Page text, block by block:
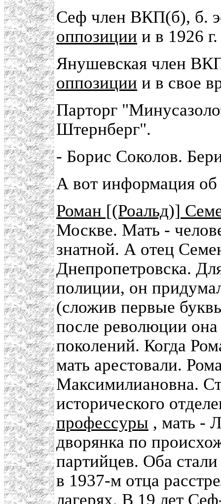
Сеф член ВКП(б), б.
оппозиции и в 1926
Янушевская член
оппозиции и в свое
Парторг
Штернберг".
- Борис Соколов.
А вот информация об
Роман [(Роальд)]
Москве. Мать -
знатной. А отец
Днепропетровска.
полиции, он
(сложив первые
после революции
поколений. Когда
мать арестовали.
Максимилиановна.
исторического
профессуры , мать -
дворянка по
партийцев. Оба
в 1937-м отца
лагерях. В 19 лет